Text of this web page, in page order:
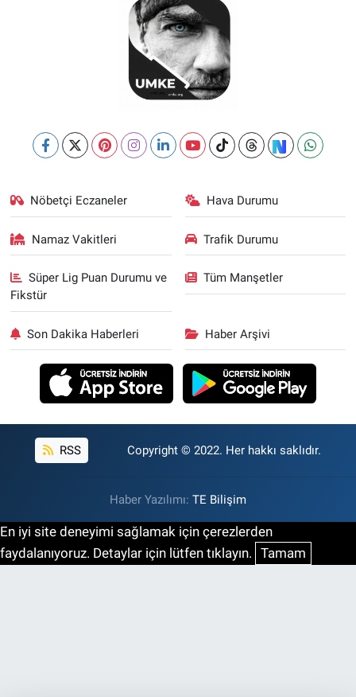
Nöbetçi Eczaneler Hava Durumu
Namaz Vakitleri Trafik Durumu
Süper Lig Puan Durumu ve
Fikstür
Tüm Manşetler
Son Dakika Haberleri Haber Arşivi
RSS Copyright © 2022. Her hakkı saklıdır.
Haber Yazılımı: TE Bilişim
En iyi site deneyimi sağlamak için çerezlerden
faydalanıyoruz. Detaylar için lütfen tıklayın. Tamam